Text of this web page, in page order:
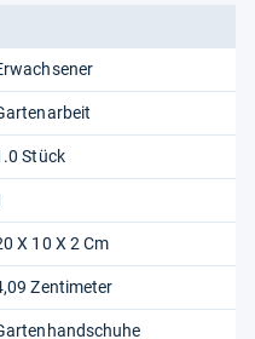
Stück
X 10 X 2 Cm
Zentimeter